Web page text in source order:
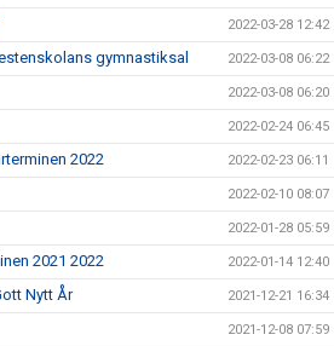
2022-03-28 12:42
gymnastiksal 2022-03-08 06:22
2022-03-08 06:20
2022-02-24 06:45
2022 2022-02-23 06:11
2022-02-10 08:07
2022-01-28 05:59
2021 2022 2022-01-14 12:40
Nytt År 2021-12-21 16:34
2021-12-08 07:59